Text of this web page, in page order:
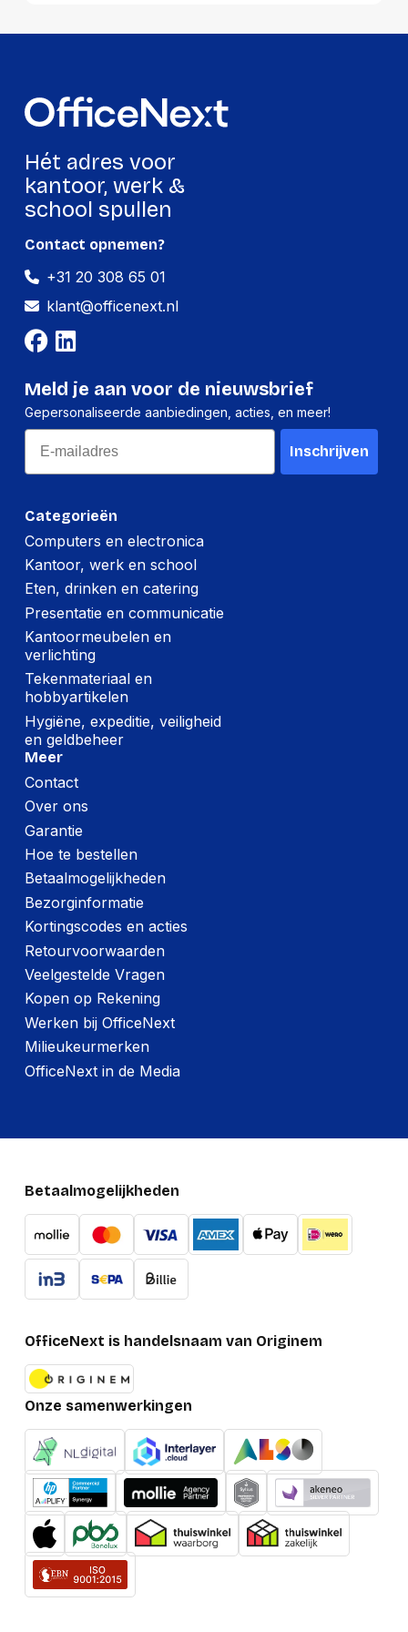
Hét adres voor
kantoor, werk &
school spullen
Categorieën
Computers en electronica
Kantoor, werk en school
Eten, drinken en catering
Presentatie en communicatie
Kantoormeubelen en
verlichting
Tekenmateriaal en
hobbyartikelen
Hygiëne, expeditie, veiligheid
en geldbeheer
Meer
Contact
Over ons
Garantie
Hoe te bestellen
Betaalmogelijkheden
Bezorginformatie
Kortingscodes en acties
Retourvoorwaarden
Veelgestelde Vragen
Kopen op Rekening
Werken bij OfficeNext
Milieukeurmerken
OfficeNext in de Media
Contact opnemen?
+31 20 308 65 01
klant@officenext.nl
Meld je aan voor de nieuwsbrief
Gepersonaliseerde aanbiedingen, acties, en meer!
Email
Inschrijven
Betaalmogelijkheden
OfficeNext is handelsnaam van Originem
Onze samenwerkingen